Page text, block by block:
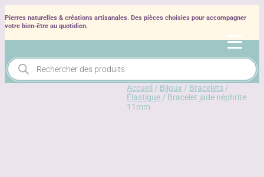
Pierres naturelles & créations artisanales. Des pièces choisies pour accompagner
votre bien‑être au quotidien.
Recherche
de
produits
Accueil / Bijoux / Bracelets /
Élastique / Bracelet jade néphrite
11mm